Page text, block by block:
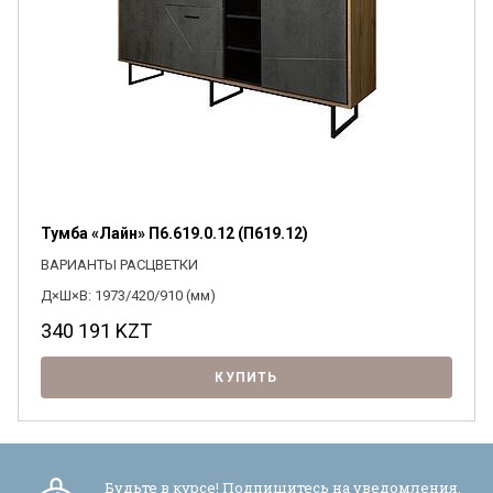
Тумба «Лайн» П6.619.0.12 (П619.12)
ВАРИАНТЫ РАСЦВЕТКИ
Д×Ш×В: 1973/420/910 (мм)
340 191 KZT
КУПИТЬ
Будьте в курсе! Подпишитесь на уведомления,